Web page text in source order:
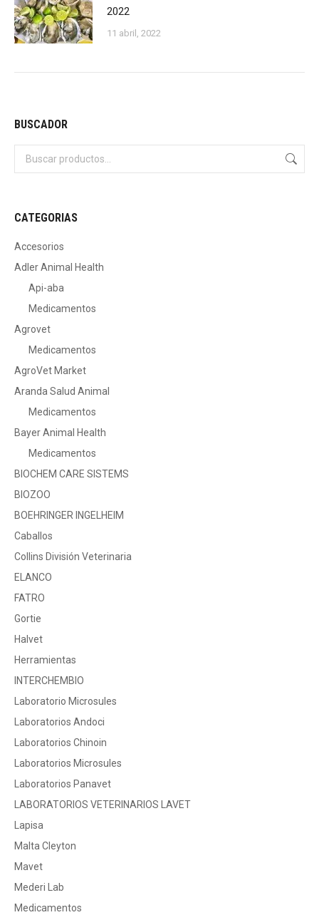
2022
11 abril, 2022
BUSCADOR
CATEGORIAS
Accesorios
Adler Animal Health
Api-aba
Medicamentos
Agrovet
Medicamentos
AgroVet Market
Aranda Salud Animal
Medicamentos
Bayer Animal Health
Medicamentos
BIOCHEM CARE SISTEMS
BIOZOO
BOEHRINGER INGELHEIM
Caballos
Collins División Veterinaria
ELANCO
FATRO
Gortie
Halvet
Herramientas
INTERCHEMBIO
Laboratorio Microsules
Laboratorios Andoci
Laboratorios Chinoin
Laboratorios Microsules
Laboratorios Panavet
LABORATORIOS VETERINARIOS LAVET
Lapisa
Malta Cleyton
Mavet
Mederi Lab
Medicamentos